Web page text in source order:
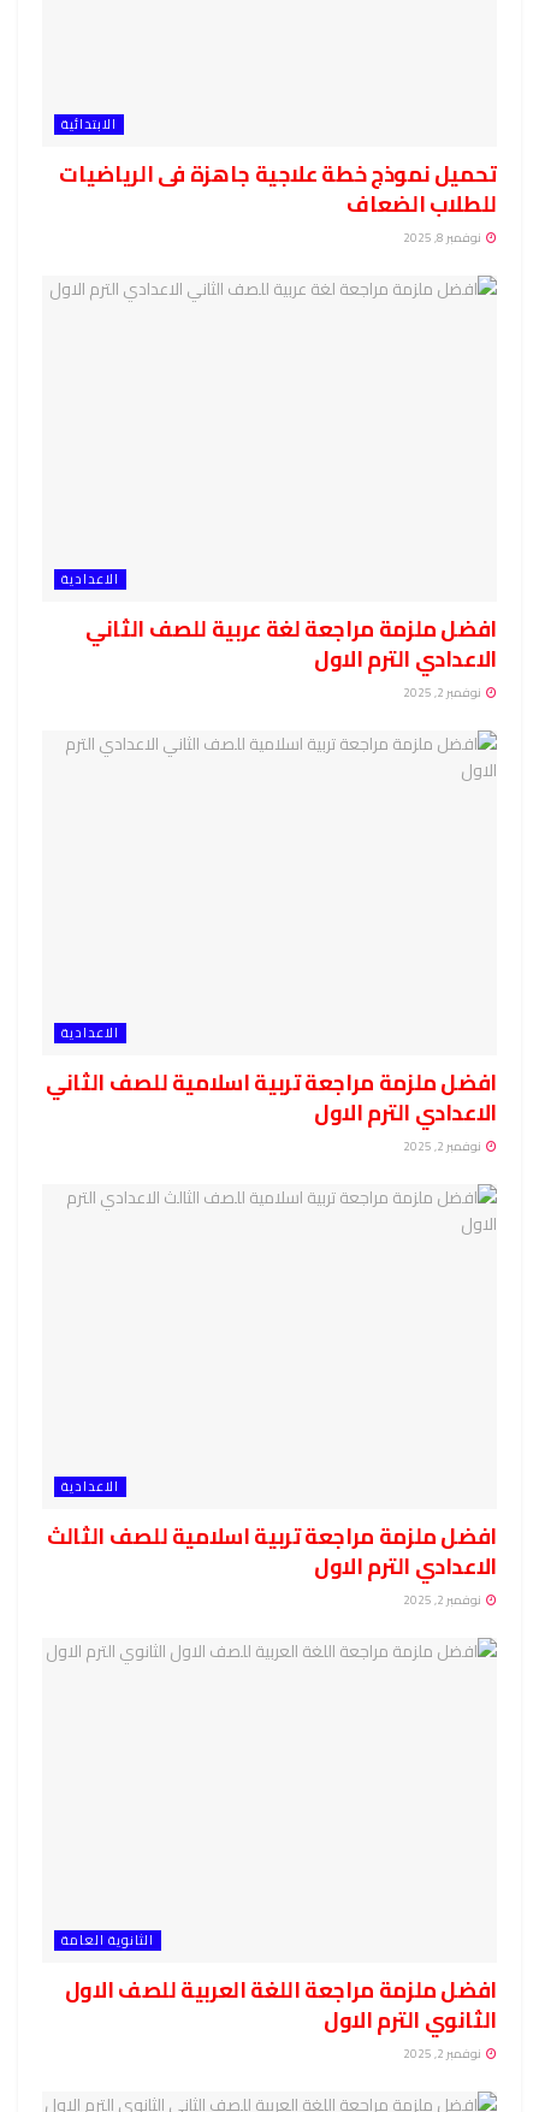
الابتدائية
تحميل نموذج خطة علاجية جاهزة فى الرياضيات
للطلاب الضعاف
نوفمبر 8, 2025
الاعدادية
افضل ملزمة مراجعة لغة عربية للصف الثاني
الاعدادي الترم الاول
نوفمبر 2, 2025
الاعدادية
افضل ملزمة مراجعة تربية اسلامية للصف الثاني
الاعدادي الترم الاول
نوفمبر 2, 2025
الاعدادية
افضل ملزمة مراجعة تربية اسلامية للصف الثالث
الاعدادي الترم الاول
نوفمبر 2, 2025
الثانوية العامة
افضل ملزمة مراجعة اللغة العربية للصف الاول
الثانوي الترم الاول
نوفمبر 2, 2025